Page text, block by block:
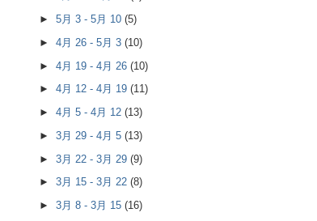
► 5月 3 - 5月 10 (5)
► 4月 26 - 5月 3 (10)
► 4月 19 - 4月 26 (10)
► 4月 12 - 4月 19 (11)
► 4月 5 - 4月 12 (13)
► 3月 29 - 4月 5 (13)
► 3月 22 - 3月 29 (9)
► 3月 15 - 3月 22 (8)
► 3月 8 - 3月 15 (16)